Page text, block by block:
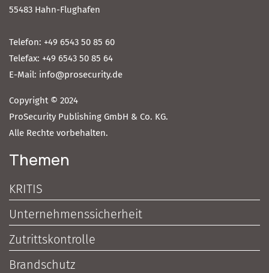
55483 Hahn-Flughafen
Telefon: +49 6543 50 85 60
Telefax: +49 6543 50 85 64
E-Mail: info@prosecurity.de
Copyright © 2024
ProSecurity Publishing GmbH & Co. KG.
Alle Rechte vorbehalten.
Themen
KRITIS
Unternehmenssicherheit
Zutrittskontrolle
Brandschutz